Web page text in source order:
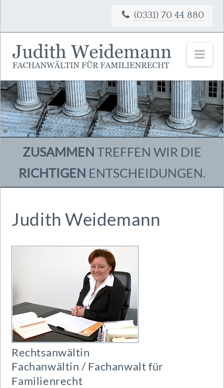
(0331) 70 44 880
ZUSAMMEN TREFFEN WIR DIE
RICHTIGEN ENTSCHEIDUNGEN.
Judith Weidemann
Rechtsanwältin
Fachanwältin / Fachanwalt für
Familienrecht